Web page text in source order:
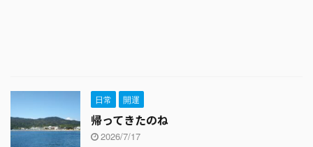
日常 開運
帰ってきたのね
2026/7/17